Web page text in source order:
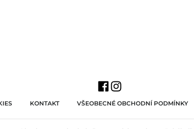
KONTAKT VŠEOBECNÉ OBCHODNÍ PODMÍNKY